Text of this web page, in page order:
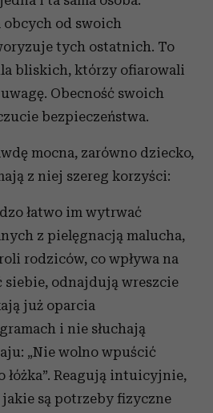
obcych od swoich
tych ostatnich. To
bliskich, którzy ofiarowali
Obecność swoich
bezpieczeństwa.
mocna, zarówno dziecko,
z niej szereg korzyści:
łatwo im wytrwać
z pielęgnacją malucha,
rodziców, co wpływa na
siebie, odnajdują wreszcie
już oparcia
i nie słuchają
„Nie wolno wpuścić
łóżka”. Reagują intuicyjnie,
są potrzeby fizyczne